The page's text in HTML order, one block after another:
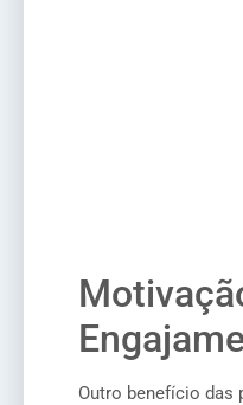
Outro benefício das